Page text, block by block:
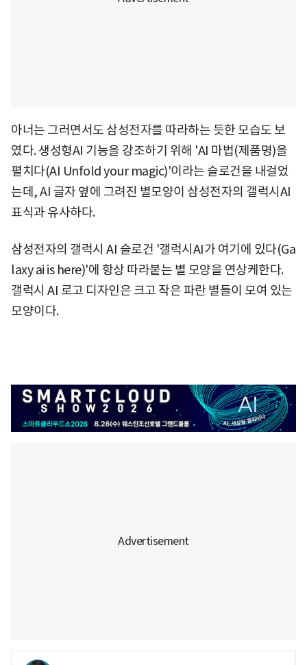
아너는 그러면서도 삼성전자를 따라하는 듯한 모습도 보
였다. 생성형AI 기능을 강조하기 위해 'AI 마법(제품명)을
펼치다(AI Unfold your magic)'이라는 슬로건을 내걸었
는데, AI 글자 옆에 그려진 별모양이 삼성전자의 갤럭시AI
표식과 유사하다.
삼성전자의 갤럭시 AI 슬로건 '갤럭시AI가 여기에 있다(Ga
laxy ai is here)'에 항상 따라붙는 별 모양을 연상케한다.
갤럭시 AI 로고 디자인은 크고 작은 파란 별들이 모여 있는
모양이다.